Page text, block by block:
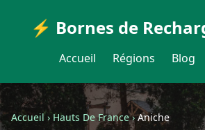
⚡ Bornes de
Accueil Régions Blog
Accueil›Hauts De France›Aniche